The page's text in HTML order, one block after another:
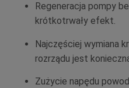
Regeneracja pompy
krótkotrwały efekt.
Najczęściej wymiana
rozrządu jest
Zużycie napędu